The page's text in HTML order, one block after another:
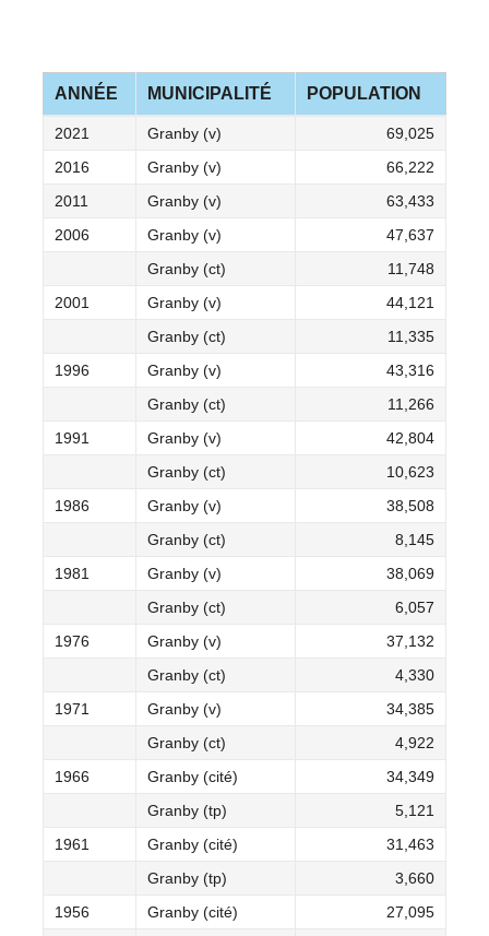
ANNÉE MUNICIPALITÉ POPULATION
2021 Granby (v)
69,025
2016
Granby (v)
66,222
2011
Granby (v)
63,433
2006
Granby (v)
47,637
Granby (ct)
11,748
2001
Granby (v)
44,121
Granby (ct)
11,335
1996
Granby (v)
43,316
Granby (ct)
11,266
1991
Granby (v)
42,804
Granby (ct)
10,623
1986
Granby (v)
38,508
Granby (ct)
8,145
1981
Granby (v)
38,069
Granby (ct)
6,057
1976
Granby (v)
37,132
Granby (ct)
4,330
1971
Granby (v)
34,385
Granby (ct)
4,922
1966
Granby (cité)
34,349
Granby (tp)
5,121
1961
Granby (cité)
31,463
Granby (tp)
3,660
1956
Granby (cité)
27,095